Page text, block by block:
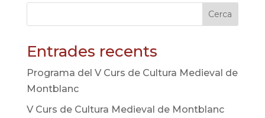
Cerca
Entrades recents
Programa del V Curs de Cultura Medieval de
Montblanc
V Curs de Cultura Medieval de Montblanc